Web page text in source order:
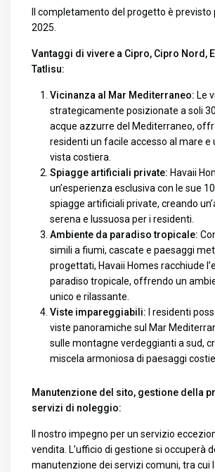
Il completamento del progetto è previsto
2025.
Vantaggi di vivere a Cipro, Cipro Nord,
Tatlisu:
Vicinanza al Mar Mediterraneo: Le
strategicamente posizionate a soli
acque azzurre del Mediterraneo,
residenti un facile accesso al mare e
vista costiera.
Spiagge artificiali private: Havaii
un’esperienza esclusiva con le sue
spiagge artificiali private, creando
serena e lussuosa per i residenti.
Ambiente da paradiso tropicale:
simili a fiumi, cascate e paesaggi
progettati, Havaii Homes racchiude
paradiso tropicale, offrendo un
unico e rilassante.
Viste impareggiabili: I residenti
viste panoramiche sul Mar
sulle montagne verdeggianti a sud,
miscela armoniosa di paesaggi
Manutenzione del sito, gestione della
servizi di noleggio:
Il nostro impegno per un servizio
vendita. L’ufficio di gestione si occuperà
manutenzione dei servizi comuni, tra cui